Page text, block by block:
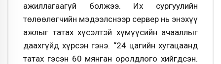
ажиллагаагүй болжээ. Их сургуулийн
төлөөлөгчийн мэдээлснээр сервер нь энэхүү
ажлыг татах хүсэлтэй хүмүүсийн ачааллыг
даахгүйд хүрсэн гэнэ. “24 цагийн хугацаанд
татах гэсэн 60 мянган оролдлого хийгдсэн.